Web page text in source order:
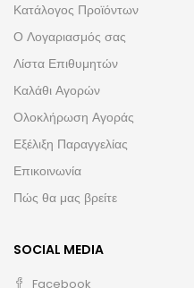
Κατάλογος Προϊόντων
Ο Λογαριασμός σας
Λίστα Επιθυμητών
Καλάθι Αγορών
Ολοκλήρωση Αγοράς
Εξέλιξη Παραγγελίας
Επικοινωνία
Πώς θα μας βρείτε
SOCIAL MEDIA
Facebook